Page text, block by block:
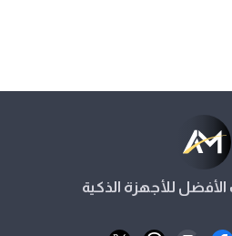
الأفضل للأجهزة الذكية